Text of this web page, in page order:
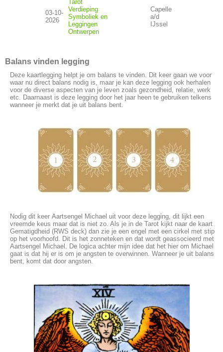
03-10-
2026
Tarot
Verdieping
Symboliek en
Leggingen
Ontwerpen
Capelle
a/d
IJssel
Balans vinden legging
Deze kaartlegging helpt je om balans te vinden. Dit keer gaan we voor
waar nu direct balans nodig is, maar je kan deze legging ook herhalen
voor de diverse aspecten van je leven zoals gezondheid, relatie, werk
etc. Daarnaast is deze legging door het jaar heen te gebruiken telkens
wanneer je merkt dat je uit balans bent.
Nodig dit keer Aartsengel Michael uit voor deze legging, dit lijkt een
vreemde keus maar dat is niet zo. Als je in de Tarot kijkt naar de kaart
Gematigdheid (RWS deck) dan zie je een engel met een cirkel met stip
op het voorhoofd. Dit is het zonneteken en dat wordt geassocieerd met
Aartsengel Michael. De logica achter mijn idee dat het hier om Michael
gaat is dat hij er is om je angsten te overwinnen. Wanneer je uit balans
bent, komt dat door angsten.